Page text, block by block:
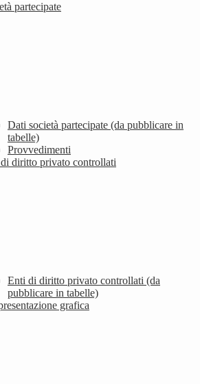
partecipate
Dati società partecipate (da pubblicare in
tabelle)
Provvedimenti
diritto privato controllati
Enti di diritto privato controllati (da
pubblicare in tabelle)
grafica